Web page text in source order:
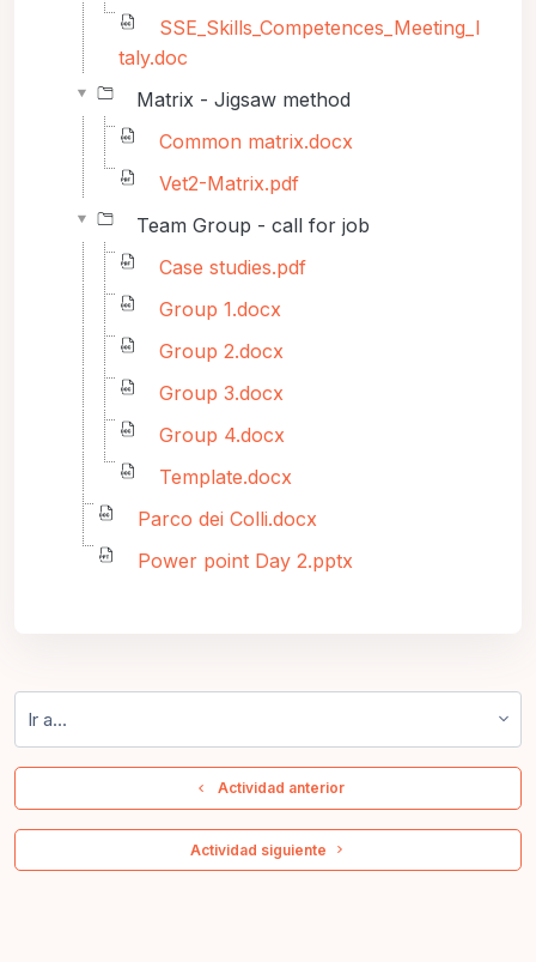
SSE_Skills_Competences_Meeting_I
taly.doc
Matrix - Jigsaw method
Common matrix.docx
Vet2-Matrix.pdf
Team Group - call for job
Case studies.pdf
Group 1.docx
Group 2.docx
Group 3.docx
Group 4.docx
Template.docx
Parco dei Colli.docx
Power point Day 2.pptx
  Actividad anterior
Actividad siguiente